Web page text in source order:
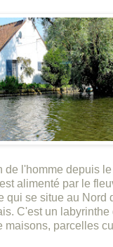
de l'homme depuis
alimenté par le
qui se situe au Nord
C'est un labyrinthe
maisons, parcelles